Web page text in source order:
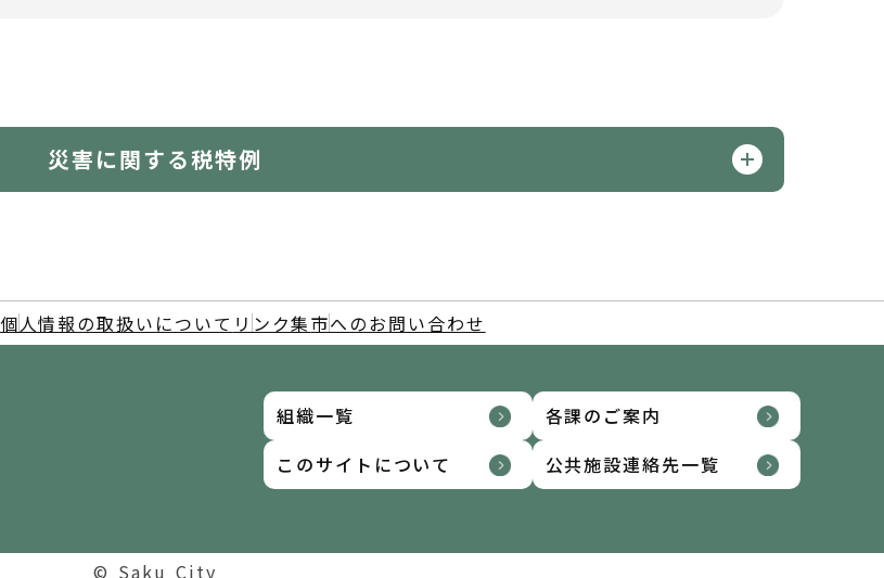
災害に関する税特例
個人情報の取扱いについて リンク集市へのお問い合わせ
組織一覧
各課のご案内
このサイトについて
公共施設連絡先一覧
© Saku City